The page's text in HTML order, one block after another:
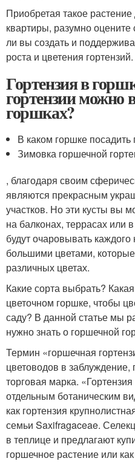
Приобретая такое
квартиры, разумно
ли вы создать и
роста и цветения гортензий.
Гортензия в
гортензии
горшках?
В каком горшке посадить
Зимовка горшечной
, благодаря своим
являются прекрасным
участков. Но эти кусты вы
на балконах, террасах или
будут очаровывать
большими цветами,
различных цветах.
Какие сорта выбрать?
цветочном горшке, чтобы
саду? В данной статье мы
нужно знать о горшечной
Термин «горшечная
цветоводов в заблуждение,
торговая марка.
отдельным ботаническим
как гортензия
семьи Saxifragaceae.
в теплице и предлагают
горшечное растение или